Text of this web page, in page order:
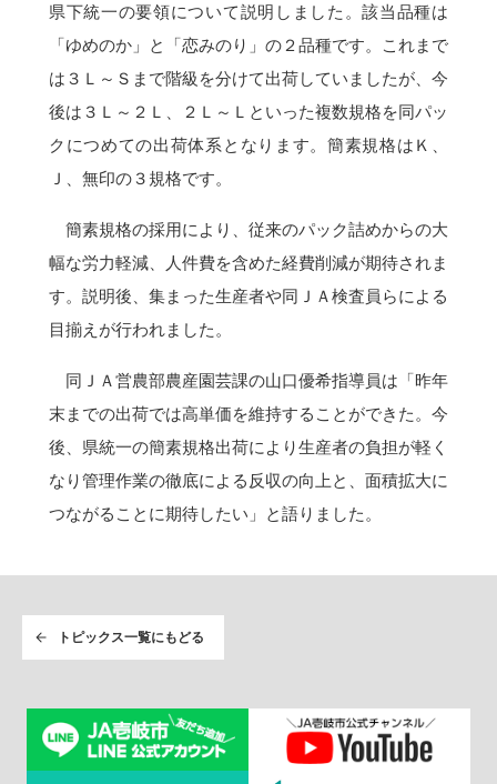
県下統一の要領について説明しました。該当品種は
「ゆめのか」と「恋みのり」の２品種です。これまで
は３Ｌ～Ｓまで階級を分けて出荷していましたが、今
後は３Ｌ～２Ｌ、２Ｌ～Ｌといった複数規格を同パッ
クにつめての出荷体系となります。簡素規格はＫ、
Ｊ、無印の３規格です。
簡素規格の採用により、従来のパック詰めからの大
幅な労力軽減、人件費を含めた経費削減が期待されま
す。説明後、集まった生産者や同ＪＡ検査員らによる
目揃えが行われました。
同ＪＡ営農部農産園芸課の山口優希指導員は「昨年
末までの出荷では高単価を維持することができた。今
後、県統一の簡素規格出荷により生産者の負担が軽く
なり管理作業の徹底による反収の向上と、面積拡大に
つながることに期待したい」と語りました。
トピックス一覧にもどる